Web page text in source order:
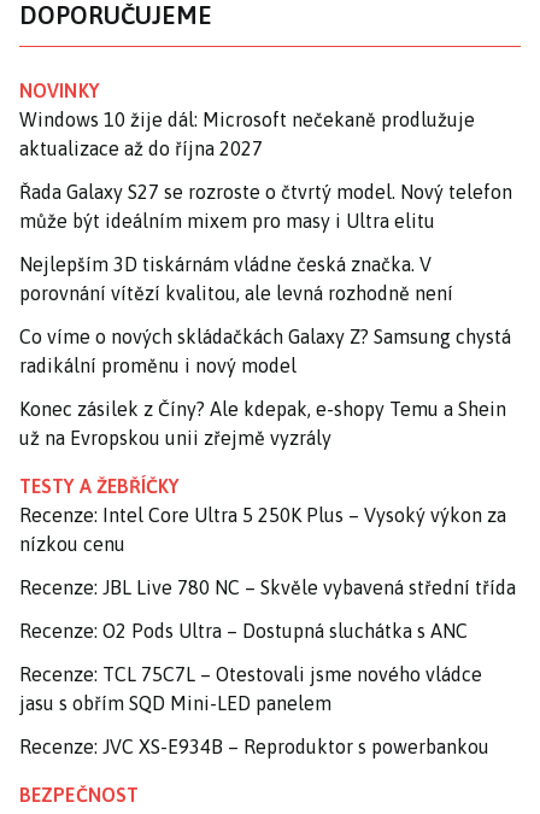
DOPORUČUJEME
NOVINKY
Windows 10 žije dál: Microsoft nečekaně prodlužuje
aktualizace až do října 2027
Řada Galaxy S27 se rozroste o čtvrtý model. Nový telefon
může být ideálním mixem pro masy i Ultra elitu
Nejlepším 3D tiskárnám vládne česká značka. V
porovnání vítězí kvalitou, ale levná rozhodně není
Co víme o nových skládačkách Galaxy Z? Samsung chystá
radikální proměnu i nový model
Konec zásilek z Číny? Ale kdepak, e-shopy Temu a Shein
už na Evropskou unii zřejmě vyzrály
TESTY A ŽEBŘÍČKY
Recenze: Intel Core Ultra 5 250K Plus – Vysoký výkon za
nízkou cenu
Recenze: JBL Live 780 NC – Skvěle vybavená střední třída
Recenze: O2 Pods Ultra – Dostupná sluchátka s ANC
Recenze: TCL 75C7L – Otestovali jsme nového vládce
jasu s obřím SQD Mini-LED panelem
Recenze: JVC XS-E934B – Reproduktor s powerbankou
BEZPEČNOST